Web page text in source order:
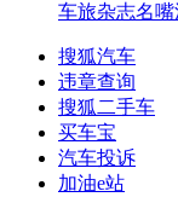
车旅杂志名嘴
搜狐汽车
违章查询
搜狐二手车
买车宝
汽车投诉
加油e站